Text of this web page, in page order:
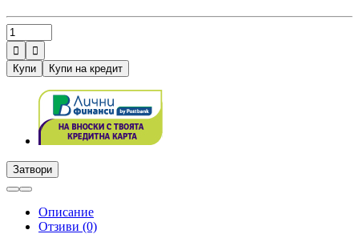


Купи
Купи на кредит
Затвори
Описание
Отзиви (0)